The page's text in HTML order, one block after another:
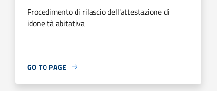
Procedimento di rilascio dell'attestazione di
idoneità abitativa
GO TO PAGE